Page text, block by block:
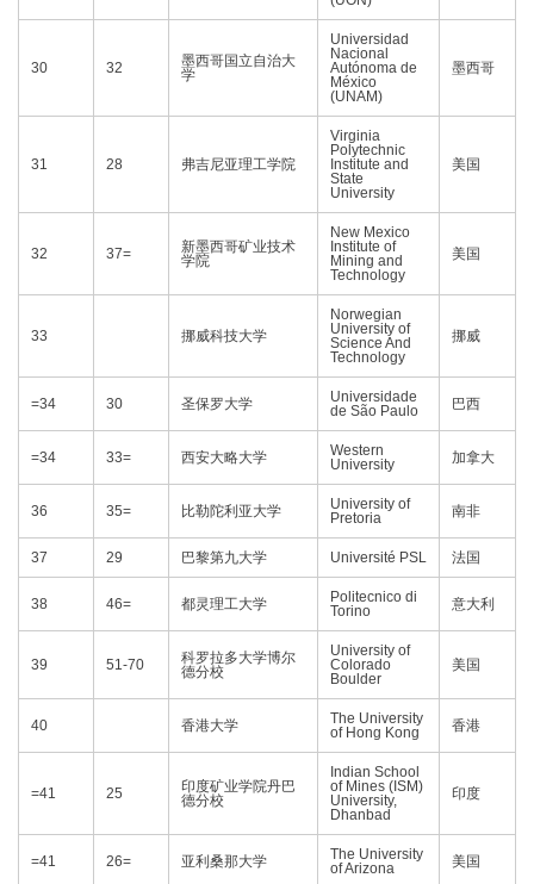
30 32
墨西哥国立自治大
学
Universidad
Nacional
Autónoma de
México
(UNAM)
墨西哥
31 28 弗吉尼亚理工学院
Virginia
Polytechnic
Institute and
State
University
美国
32 37=
新墨西哥矿业技术
学院
New Mexico
Institute of
Mining and
Technology
美国
33 挪威科技大学
Norwegian
University of
Science And
Technology
挪威
=34 30 圣保罗大学
Universidade
de São Paulo
巴西
=34 33= 西安大略大学
Western
University
加拿大
36 35= 比勒陀利亚大学
University of
Pretoria
南非
37 29 巴黎第九大学 Université PSL 法国
38 46= 都灵理工大学
Politecnico di
Torino
意大利
39 51-70
科罗拉多大学博尔
德分校
University of
Colorado
Boulder
美国
40 香港大学
The University
of Hong Kong
香港
=41 25
印度矿业学院丹巴
德分校
Indian School
of Mines (ISM)
University,
Dhanbad
印度
=41 26= 亚利桑那大学
The University
of Arizona
美国